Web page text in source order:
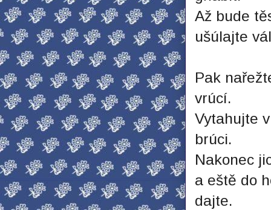
Až bude
ušúlajte
Pak
vrúcí.
Vytahujte
brúci.
Nakonec
a eště do
dajte.